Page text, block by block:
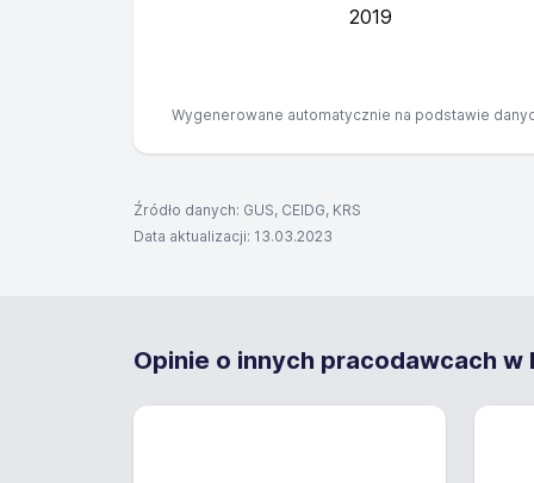
2019
Wygenerowane automatycznie na podstawie
Źródło danych: GUS, CEIDG, KRS
Data aktualizacji: 13.03.2023
Opinie o innych pracodawcach w